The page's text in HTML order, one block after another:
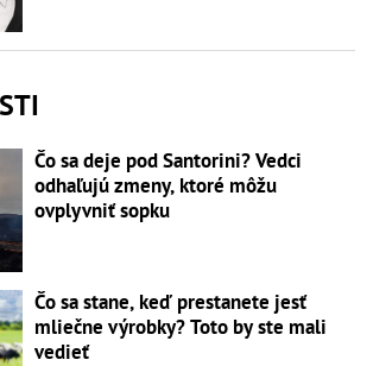
Čo sa deje pod Santorini? Vedci
odhaľujú zmeny, ktoré môžu
ovplyvniť sopku
Čo sa stane, keď prestanete jesť
mliečne výrobky? Toto by ste mali
vedieť